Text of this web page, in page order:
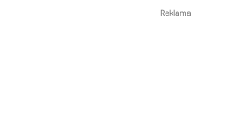
Reklama